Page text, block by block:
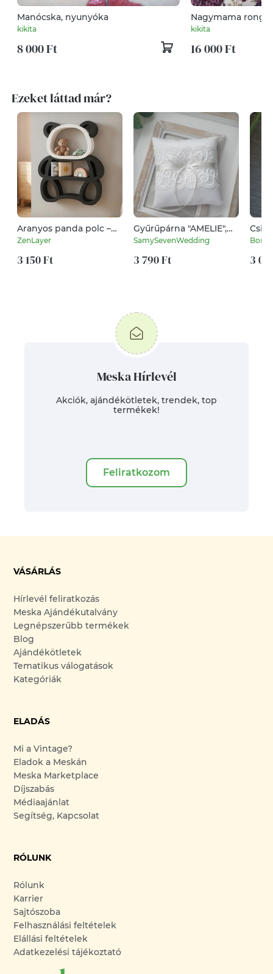
Manócska, nyunyóka
kikita
8 000 Ft
Nagymama
baba, nagyika
kikita
16 000 Ft
Ezeket láttad már?
Aranyos panda polc –
gyerekszobai játék- és
dekor tároló
ZenLayer
3 150 Ft
Gyűrűpárna "AMELIE",
gyűrűtartó, szatén
gyűrűpárna csipkével
SamySevenWedding
3 790 Ft 3
Meska Hírlevél
Akciók, ajándékötletek, trendek, top
termékek!
Feliratkozom
VÁSÁRLÁS
Hírlevél feliratkozás
Meska Ajándékutalvány
Legnépszerűbb termékek
Blog
Ajándékötletek
Tematikus válogatások
Kategóriák
ELADÁS
Mi a Vintage?
Eladok a Meskán
Meska Marketplace
Díjszabás
Médiaajánlat
Segítség, Kapcsolat
RÓLUNK
Rólunk
Karrier
Sajtószoba
Felhasználási feltételek
Elállási feltételek
Adatkezelési tájékoztató